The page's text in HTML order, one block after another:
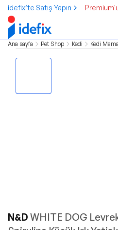
idefix’te Satış Yapın
Ana sayfa Pet Shop Kedi Kedi
N&D WHITE DOG